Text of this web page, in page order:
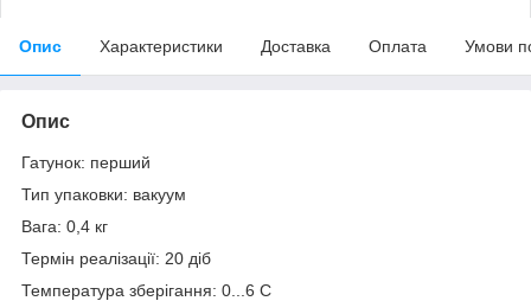
Опис Характеристики Доставка Оплата Умови
Опис
Гатунок: перший
Тип упаковки: вакуум
Вага: 0,4 кг
Термін реалізації: 20 діб
Температура зберігання: 0...6 С